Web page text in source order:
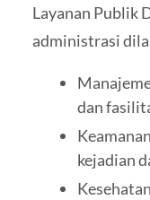
Layanan Publik
administrasi
dan
kejadian